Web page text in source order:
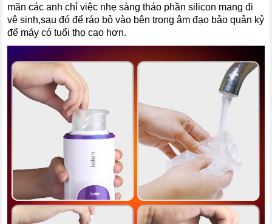
mãn các anh chỉ việc nhẹ sàng tháo phần silicon mang đi
vệ sinh,sau đó để ráo bỏ vào bên trong âm đạo bảo quản kỷ
để máy có tuổi thọ cao hơn.